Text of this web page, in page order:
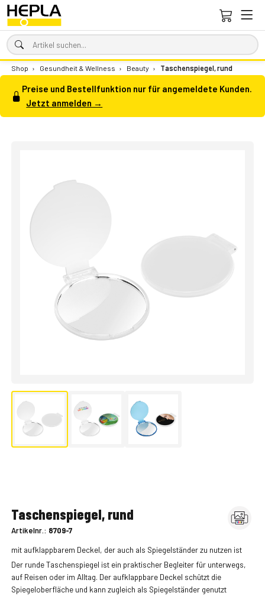
Shop › Gesundheit & Wellness › Beauty › Taschenspiegel, rund
Preise und Bestellfunktion nur für angemeldete Kunden.
Jetzt anmelden →
Taschenspiegel, rund
Artikelnr.: 8709-7
mit aufklappbarem Deckel, der auch als Spiegelständer zu nutzen ist
Der runde Taschenspiegel ist ein praktischer Begleiter für unterwegs,
auf Reisen oder im Alltag. Der aufklappbare Deckel schützt die
Spiegeloberfläche und kann zugleich als Spiegelständer genutzt